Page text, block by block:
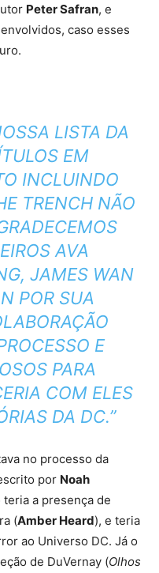
Peter Safran, e
caso esses
LISTA DA
EM
INCLUINDO
TRENCH NÃO
AVA
JAMES WAN
POR SUA
E
PARA
COM ELES
DA DC.”
no processo da
por Noah
teria a presença de
(Amber Heard), e teria
ao Universo DC. Já o
de DuVernay (Olhos